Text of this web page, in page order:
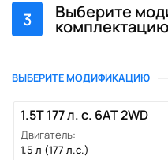
3 Выберите
комплектацию
ВЫБЕРИТЕ МОДИФИКАЦИЮ
1.5T 177 л. с. 6AT 2WD
Двигатель:
1.5 л (177 л.с.)